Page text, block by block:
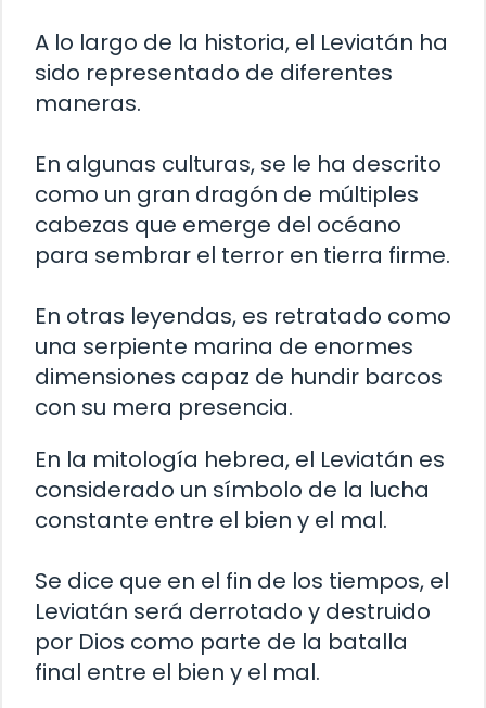
A lo largo de la historia, el Leviatán ha
sido representado de diferentes
maneras.
En algunas culturas, se le ha descrito
como un gran dragón de múltiples
cabezas que emerge del océano
para sembrar el terror en tierra firme.
En otras leyendas, es retratado como
una serpiente marina de enormes
dimensiones capaz de hundir barcos
con su mera presencia.
En la mitología hebrea, el Leviatán es
considerado un símbolo de la lucha
constante entre el bien y el mal.
Se dice que en el fin de los tiempos, el
Leviatán será derrotado y destruido
por Dios como parte de la batalla
final entre el bien y el mal.